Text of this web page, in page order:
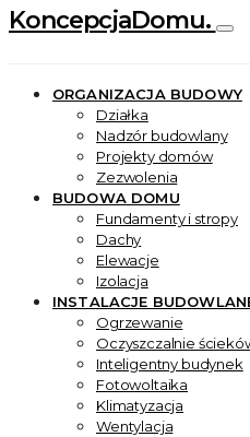
KoncepcjaDomu.
ORGANIZACJA BUDOWY
Działka
Nadzór budowlany
Projekty domów
Zezwolenia
BUDOWA DOMU
Fundamenty i stropy
Dachy
Elewacje
Izolacja
INSTALACJE
Ogrzewanie
Oczyszczalnie
Inteligentny budynek
Fotowoltaika
Klimatyzacja
Wentylacja